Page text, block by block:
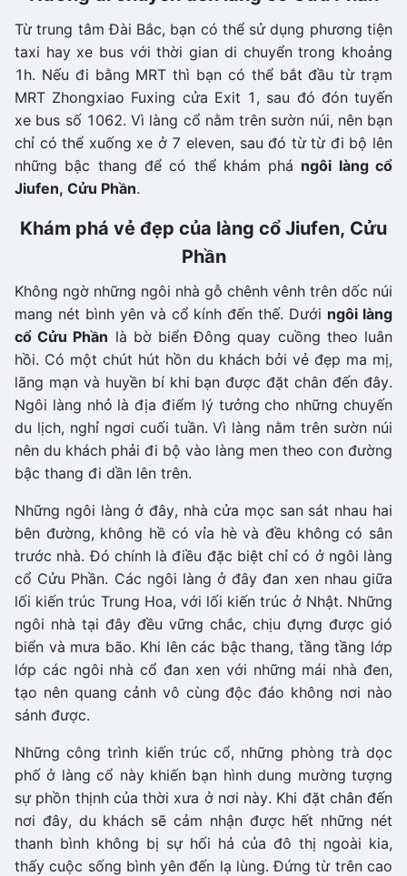
Từ trung tâm Đài Bắc, bạn có thể sử dụng phương tiện
taxi hay xe bus với thời gian di chuyển trong khoảng
1h. Nếu đi bằng MRT thì bạn có thể bắt đầu từ trạm
MRT Zhongxiao Fuxing cửa Exit 1, sau đó đón tuyến
xe bus số 1062. Vì làng cổ nằm trên sườn núi, nên bạn
chỉ có thể xuống xe ở 7 eleven, sau đó từ từ đi bộ lên
những bậc thang để có thể khám phá ngôi làng cổ
Jiufen, Cửu Phần.
Khám phá vẻ đẹp của làng cổ Jiufen, Cửu
Phần
Không ngờ những ngôi nhà gỗ chênh vênh trên dốc núi
mang nét bình yên và cổ kính đến thế. Dưới ngôi làng
cổ Cửu Phần là bờ biển Đông quay cuồng theo luân
hồi. Có một chút hút hồn du khách bởi vẻ đẹp ma mị,
lãng mạn và huyền bí khi bạn được đặt chân đến đây.
Ngôi làng nhỏ là địa điểm lý tưởng cho những chuyến
du lịch, nghỉ ngơi cuối tuần. Vì làng nằm trên sườn núi
nên du khách phải đi bộ vào làng men theo con đường
bậc thang đi dần lên trên.
Những ngôi làng ở đây, nhà cửa mọc san sát nhau hai
bên đường, không hề có vỉa hè và đều không có sân
trước nhà. Đó chính là điều đặc biệt chỉ có ở ngôi làng
cổ Cửu Phần. Các ngôi làng ở đây đan xen nhau giữa
lối kiến trúc Trung Hoa, với lối kiến trúc ở Nhật. Những
ngôi nhà tại đây đều vững chắc, chịu đựng được gió
biển và mưa bão. Khi lên các bậc thang, tầng tầng lớp
lớp các ngôi nhà cổ đan xen với những mái nhà đen,
tạo nên quang cảnh vô cùng độc đáo không nơi nào
sánh được.
Những công trình kiến trúc cổ, những phòng trà dọc
phố ở làng cổ này khiến bạn hình dung mường tượng
sự phồn thịnh của thời xưa ở nơi này. Khi đặt chân đến
nơi đây, du khách sẽ cảm nhận được hết những nét
thanh bình không bị sự hối hả của đô thị ngoài kia,
thấy cuộc sống bình yên đến lạ lùng. Đứng từ trên cao